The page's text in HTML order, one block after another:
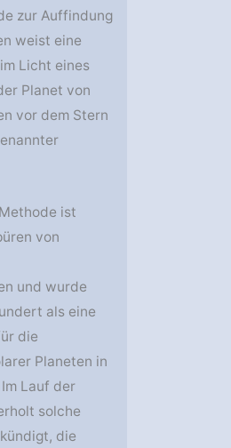
zur Auffindung
weist eine
Licht eines
Planet von
vor dem Stern
ist
von
und wurde
als eine
die
Planeten in
Lauf der
solche
die